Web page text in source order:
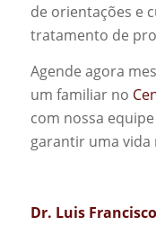
de orientações e
tratamento de
Agende agora
um familiar no
com nossa
garantir uma vida
Dr. Luis